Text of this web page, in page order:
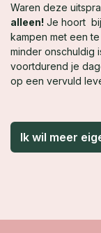
Waren deze
alleen! Je hoort
kampen met een
minder onschuldig
voortdurend je
op een vervuld
Ik wil meer